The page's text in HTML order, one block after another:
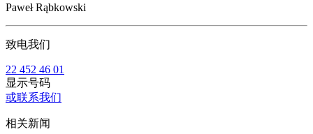
Paweł Rąbkowski
致电我们
22 452 46 01
显示号码
或联系我们
相关新闻